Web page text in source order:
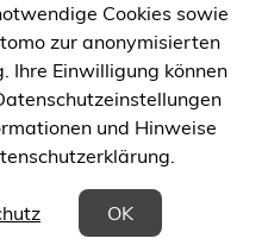
Cookies sowie
zur anonymisierten
Ihre Einwilligung können
und Hinweise
OK